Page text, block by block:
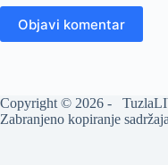
Objavi komentar
Copyright © 2026 -
Zabranjeno kopiranje